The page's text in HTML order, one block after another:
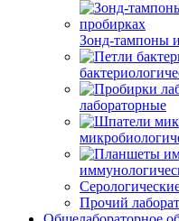
Зонд-тампоны
лабораторные
Прочий